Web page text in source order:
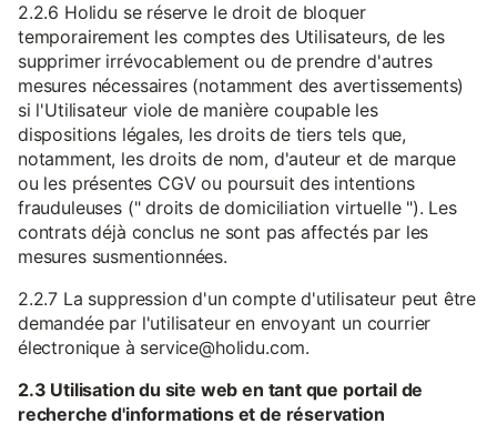
2.2.6 Holidu se réserve le droit de bloquer
temporairement les comptes des Utilisateurs, de les
supprimer irrévocablement ou de prendre d'autres
mesures nécessaires (notamment des avertissements)
si l'Utilisateur viole de manière coupable les
dispositions légales, les droits de tiers tels que,
notamment, les droits de nom, d'auteur et de marque
ou les présentes CGV ou poursuit des intentions
frauduleuses (" droits de domiciliation virtuelle "). Les
contrats déjà conclus ne sont pas affectés par les
mesures susmentionnées.
2.2.7 La suppression d'un compte d'utilisateur peut être
demandée par l'utilisateur en envoyant un courrier
électronique à service@holidu.com.
2.3 Utilisation du site web en tant que portail de
recherche d'informations et de réservation